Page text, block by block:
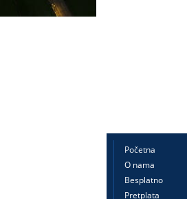
Početna
O nama
Besplatno
Pretplata